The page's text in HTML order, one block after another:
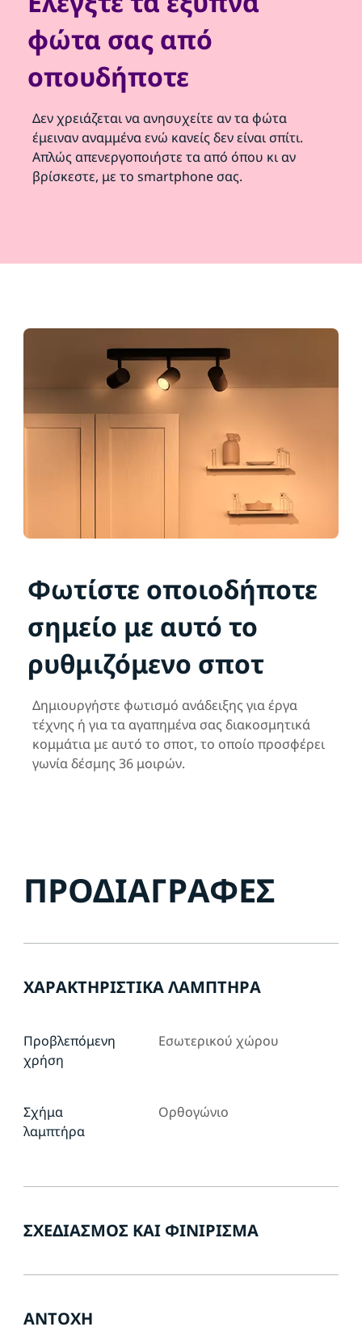
φώτα σας από
οπουδήποτε
Δεν χρειάζεται να ανησυχείτε αν τα φώτα
έμειναν αναμμένα ενώ κανείς δεν είναι σπίτι.
Απλώς απενεργοποιήστε τα από όπου κι αν
βρίσκεστε, με το smartphone σας.
Φωτίστε οποιοδήποτε
σημείο με αυτό το
ρυθμιζόμενο σποτ
Δημιουργήστε φωτισμό ανάδειξης για έργα
τέχνης ή για τα αγαπημένα σας διακοσμητικά
κομμάτια με αυτό το σποτ, το οποίο προσφέρει
γωνία δέσμης 36 μοιρών.
ΠΡΟΔΙΑΓΡΑΦΈΣ
ΧΑΡΑΚΤΗΡΙΣΤΙΚΆ ΛΑΜΠΤΉΡΑ
Προβλεπόμενη
χρήση
Εσωτερικού χώρου
Σχήμα
λαμπτήρα
Ορθογώνιο
ΣΧΕΔΙΑΣΜΌΣ ΚΑΙ ΦΙΝΊΡΙΣΜΑ
ΑΝΤΟΧΉ